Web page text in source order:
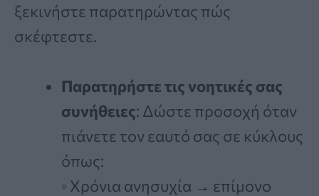
ξεκινήστε παρατηρώντας πώς
σκέφτεστε.
Παρατηρήστε τις νοητικές σας
συνήθειες: Δώστε προσοχή όταν
πιάνετε τον εαυτό σας σε κύκλους
όπως:
◦ Χρόνια ανησυχία → επίμονο